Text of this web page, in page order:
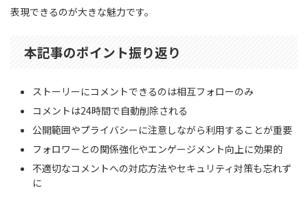
表現できるのが大きな魅力です。
本記事のポイント振り返り
ストーリーにコメントできるのは相互フォローのみ
コメントは24時間で自動削除される
公開範囲やプライバシーに注意しながら利用することが重要
フォロワーとの関係強化やエンゲージメント向上に効果的
不適切なコメントへの対応方法やセキュリティ対策も忘れず
に